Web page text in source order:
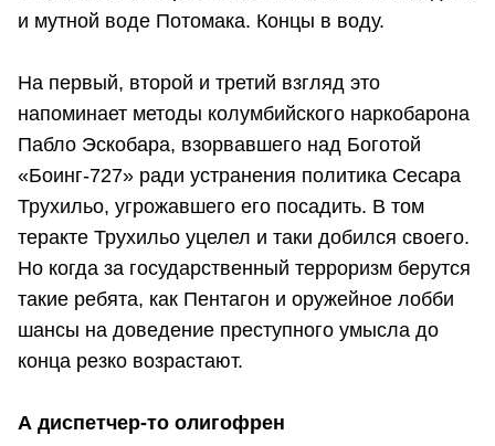
и мутной воде Потомака. Концы в воду.
На первый, второй и третий взгляд это
напоминает методы колумбийского наркобарона
Пабло Эскобара, взорвавшего над Боготой
«Боинг-727» ради устранения политика Сесара
Трухильо, угрожавшего его посадить. В том
теракте Трухильо уцелел и таки добился своего.
Но когда за государственный терроризм берутся
такие ребята, как Пентагон и оружейное лобби
шансы на доведение преступного умысла до
конца резко возрастают.
А диспетчер-то олигофрен